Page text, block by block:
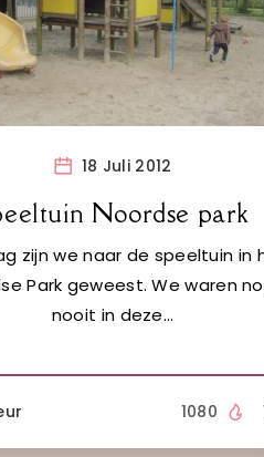
18 Juli 2012
Noordse park
zijn we naar de speeltuin in
Park geweest. We waren
nooit in deze…
1080